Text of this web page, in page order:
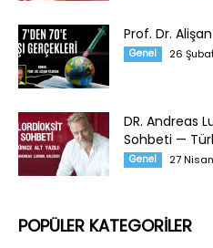
Prof. Dr.
Genel 26
DR. Andreas
Sohbeti —
Genel 27
POPÜLER KATEGORİLER